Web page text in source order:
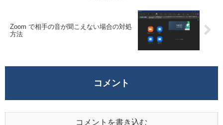
Zoom で相手の音が聞こえない場合の対処
方法
コメント
コメントを書き込む